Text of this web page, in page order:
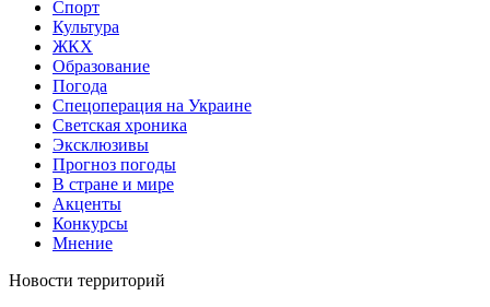
Спорт
Культура
ЖКХ
Образование
Погода
Спецоперация на Украине
Светская хроника
Эксклюзивы
Прогноз погоды
В стране и мире
Акценты
Конкурсы
Мнение
Новости территорий